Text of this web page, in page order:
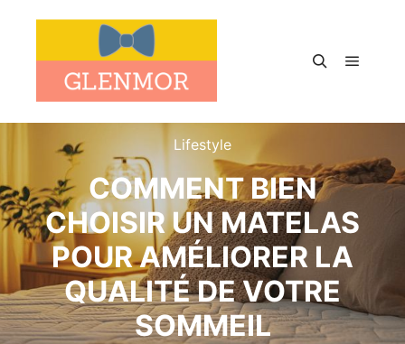
Lifestyle
COMMENT BIEN
CHOISIR UN MATELAS
POUR AMÉLIORER LA
QUALITÉ DE VOTRE
SOMMEIL